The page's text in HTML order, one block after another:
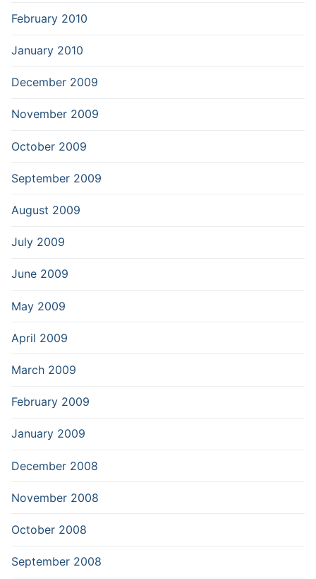
February 2010
January 2010
December 2009
November 2009
October 2009
September 2009
August 2009
July 2009
June 2009
May 2009
April 2009
March 2009
February 2009
January 2009
December 2008
November 2008
October 2008
September 2008